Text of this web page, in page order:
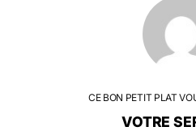
CE BON PETIT PLAT
VOTRE